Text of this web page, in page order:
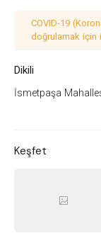
COVID-19
doğrulamak için
Dikili
İsmetpaşa
Keşfet